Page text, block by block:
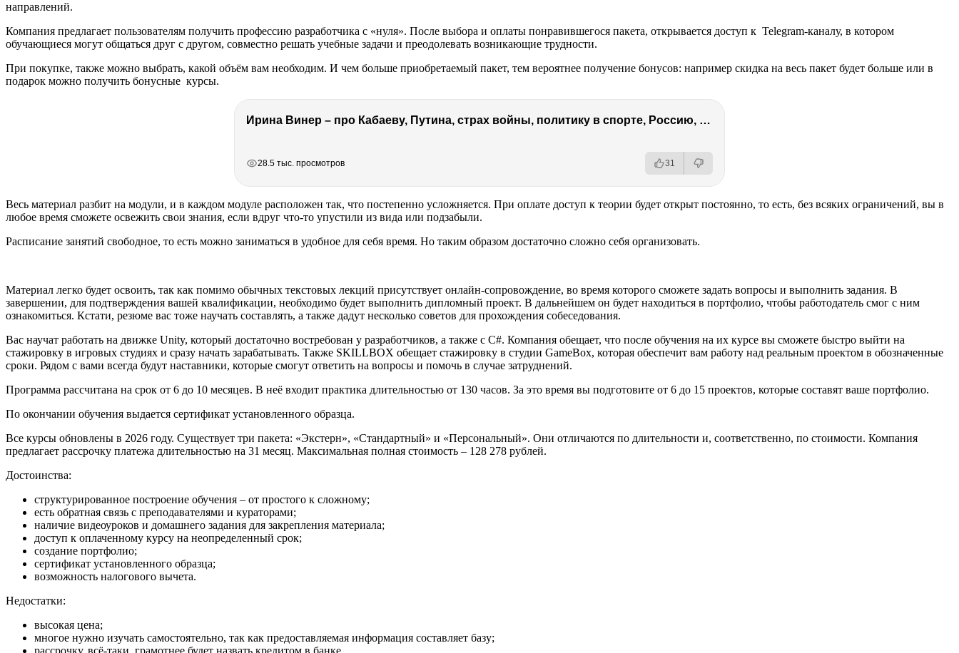
направлений.
Компания предлагает пользователям получить профессию разработчика с «нуля». После выбора и оплаты понравившегося пакета, открывается доступ к Telegram-каналу, в котором
обучающиеся могут общаться друг с другом, совместно решать учебные задачи и преодолевать возникающие трудности.
При покупке, также можно выбрать, какой объём вам необходим. И чем больше приобретаемый пакет, тем вероятнее получение бонусов: например скидка на весь пакет будет больше или в
подарок можно получить бонусные курсы.
Ирина Винер – про Кабаеву, Путина, страх войны, политику в спорте, Россию, гимнасток и деньги
28.5 тыс. просмотров 31
Весь материал разбит на модули, и в каждом модуле расположен так, что постепенно усложняется. При оплате доступ к теории будет открыт постоянно, то есть, без всяких ограничений, вы в
любое время сможете освежить свои знания, если вдруг что-то упустили из вида или подзабыли.
Расписание занятий свободное, то есть можно заниматься в удобное для себя время. Но таким образом достаточно сложно себя организовать.
Материал легко будет освоить, так как помимо обычных текстовых лекций присутствует онлайн-сопровождение, во время которого сможете задать вопросы и выполнить задания. В
завершении, для подтверждения вашей квалификации, необходимо будет выполнить дипломный проект. В дальнейшем он будет находиться в портфолио, чтобы работодатель смог с ним
ознакомиться. Кстати, резюме вас тоже научать составлять, а также дадут несколько советов для прохождения собеседования.
Вас научат работать на движке Unity, который достаточно востребован у разработчиков, а также с C#. Компания обещает, что после обучения на их курсе вы сможете быстро выйти на
стажировку в игровых студиях и сразу начать зарабатывать. Также SKILLBOX обещает стажировку в студии GameBox, которая обеспечит вам работу над реальным проектом в обозначенные
сроки. Рядом с вами всегда будут наставники, которые смогут ответить на вопросы и помочь в случае затруднений.
Программа рассчитана на срок от 6 до 10 месяцев. В неё входит практика длительностью от 130 часов. За это время вы подготовите от 6 до 15 проектов, которые составят ваше портфолио.
По окончании обучения выдается сертификат установленного образца.
Все курсы обновлены в 2026 году. Существует три пакета: «Экстерн», «Стандартный» и «Персональный». Они отличаются по длительности и, соответственно, по стоимости. Компания
предлагает рассрочку платежа длительностью на 31 месяц. Максимальная полная стоимость – 128 278 рублей.
Достоинства:
структурированное построение обучения – от простого к сложному;
есть обратная связь с преподавателями и кураторами;
наличие видеоуроков и домашнего задания для закрепления материала;
доступ к оплаченному курсу на неопределенный срок;
создание портфолио;
сертификат установленного образца;
возможность налогового вычета.
Недостатки:
высокая цена;
многое нужно изучать самостоятельно, так как предоставляемая информация составляет базу;